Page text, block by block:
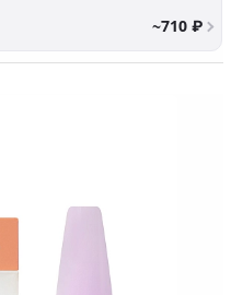
~710 ₽